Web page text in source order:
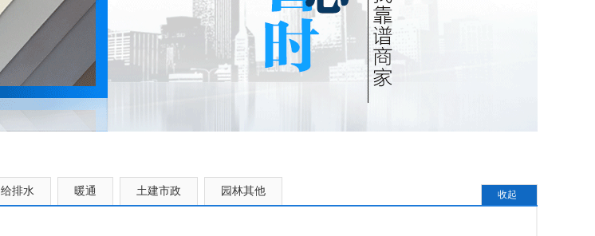
给排水 暖通 土建市政 园林其他 收起